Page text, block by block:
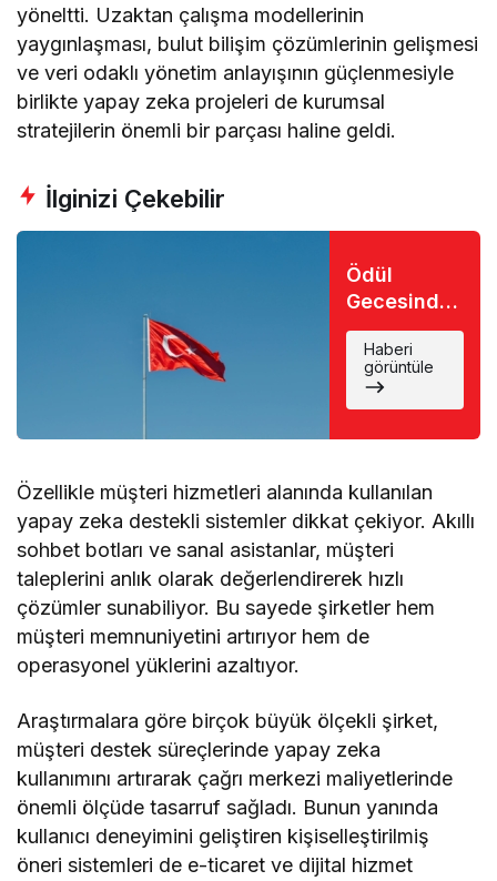
yöneltti. Uzaktan çalışma modellerinin
yaygınlaşması, bulut bilişim çözümlerinin gelişmesi
ve veri odaklı yönetim anlayışının güçlenmesiyle
birlikte yapay zeka projeleri de kurumsal
stratejilerin önemli bir parçası haline geldi.
İlginizi Çekebilir
Ödül
Gecesinde
Büyük Şok:
Favori İsim
Eli Boş
Döndü
Haberi
görüntüle
Özellikle müşteri hizmetleri alanında kullanılan
yapay zeka destekli sistemler dikkat çekiyor. Akıllı
sohbet botları ve sanal asistanlar, müşteri
taleplerini anlık olarak değerlendirerek hızlı
çözümler sunabiliyor. Bu sayede şirketler hem
müşteri memnuniyetini artırıyor hem de
operasyonel yüklerini azaltıyor.
Araştırmalara göre birçok büyük ölçekli şirket,
müşteri destek süreçlerinde yapay zeka
kullanımını artırarak çağrı merkezi maliyetlerinde
önemli ölçüde tasarruf sağladı. Bunun yanında
kullanıcı deneyimini geliştiren kişiselleştirilmiş
öneri sistemleri de e-ticaret ve dijital hizmet